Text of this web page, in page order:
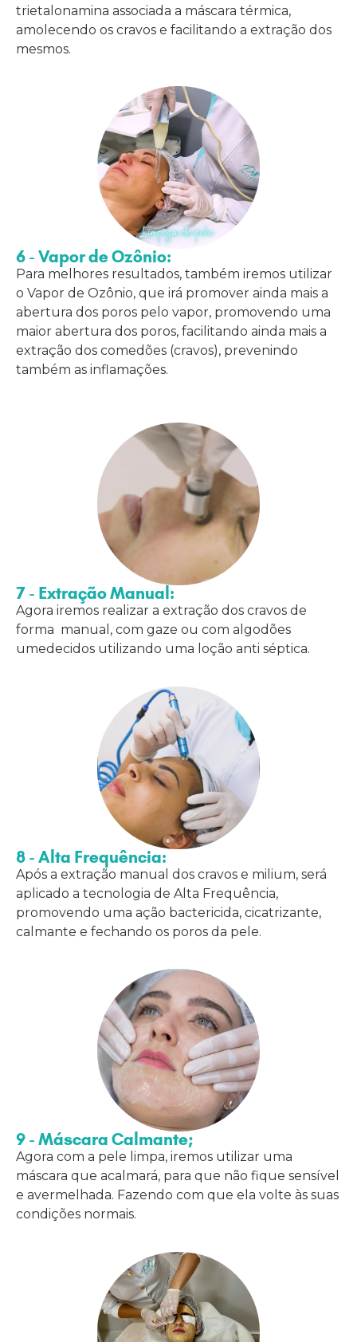
trietalonamina associada a máscara térmica,
amolecendo os cravos e facilitando a extração dos
mesmos.
6 - Vapor de Ozônio:
Para melhores resultados, também iremos utilizar
o Vapor de Ozônio, que irá promover ainda mais a
abertura dos poros pelo vapor, promovendo uma
maior abertura dos poros, facilitando ainda mais a
extração dos comedões (cravos), prevenindo
também as inflamações.
7 - Extração Manual:
Agora iremos realizar a extração dos cravos de
forma manual, com gaze ou com algodões
umedecidos utilizando uma loção anti séptica.
8 - Alta Frequência:
Após a extração manual dos cravos e milium, será
aplicado a tecnologia de Alta Frequência,
promovendo uma ação bactericida, cicatrizante,
calmante e fechando os poros da pele.
9 - Máscara Calmante;
Agora com a pele limpa, iremos utilizar uma
máscara que acalmará, para que não fique sensível
e avermelhada. Fazendo com que ela volte às suas
condições normais.